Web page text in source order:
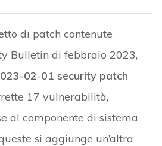
di patch contenute
Bulletin di febbraio 2023,
02-01 security patch
17 vulnerabilità,
al componente di sistema
si aggiunge un’altra